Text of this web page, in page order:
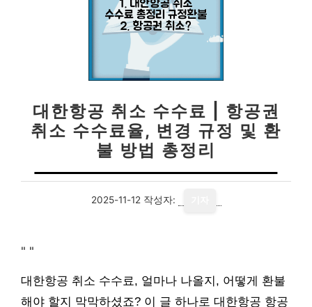
대한항공 취소 수수료 | 항공권
취소 수수료율, 변경 규정 및 환
불 방법 총정리
2025-11-12 작성자:
" "
대한항공 취소 수수료, 얼마나 나올지, 어떻게 환불
해야 할지 막막하셨죠? 이 글 하나로 대한항공 항공